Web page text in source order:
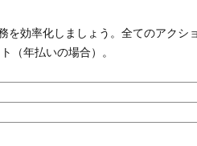
効率化しましょう。全てのアクシ
（年払いの場合）。